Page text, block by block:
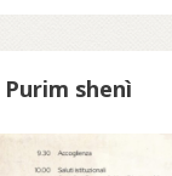
patrimonio
pubblicato dal
Purim shenì